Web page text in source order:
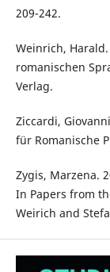
209-242.
Weinrich,
romanischen
Verlag.
Ziccardi,
für Romanische
Zygis, Marzena.
In Papers from
Weirich and